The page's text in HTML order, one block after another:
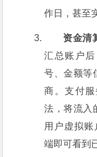
作日，甚至
资金清
汇总账户
号、金额等
商。支付
法，将流入
用户 虚拟账
端即可看到